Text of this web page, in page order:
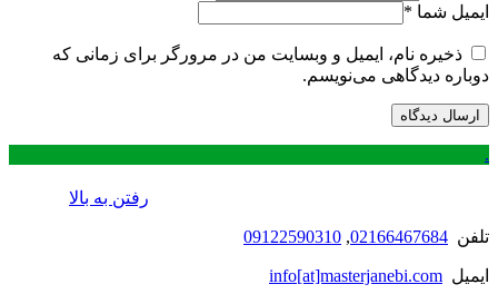
ایمیل شما *
ذخیره نام، ایمیل و وبسایت من در مرورگر برای زمانی که
دوباره دیدگاهی می‌نویسم.
.
رفتن به بالا
تلفن 02166467684
,
09122590310
ایمیل info[at]masterjanebi.com